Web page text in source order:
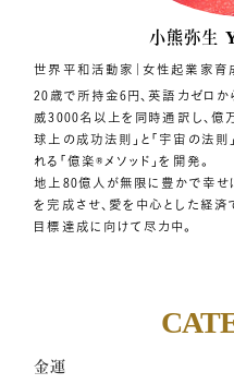
小熊弥生
世界平和活動家｜女性起業家育
20歳で所持金6円、英語力ゼロか
威3000名以上を同時通訳し、億
球上の成功法則」と「宇宙の法則
れる「億楽®︎メソッド」を開発。
地上80億人が無限に豊かで幸せ
を完成させ、愛を中心とした経済
目標達成に向けて尽力中。
金運